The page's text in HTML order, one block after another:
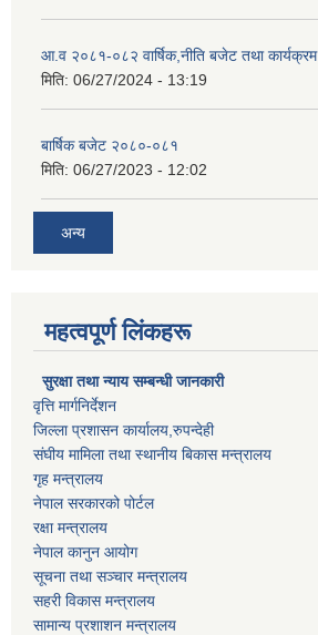
आ.व २०८१-०८२ वार्षिक,नीति बजेट तथा कार्यक्रम
मिति: 06/27/2024 - 13:19
बार्षिक बजेट २०८०-०८१
मिति: 06/27/2023 - 12:02
अन्य
महत्वपूर्ण लिंकहरू
सुरक्षा तथा न्याय सम्बन्धी जानकारी
वृत्ति मार्गनिर्देशन
जिल्ला प्रशासन कार्यालय,रुपन्देही
संघीय मामिला तथा स्थानीय बिकास मन्त्रालय
गृह मन्त्रालय
नेपाल सरकारको पोर्टल
रक्षा मन्त्रालय
नेपाल कानुन आयोग
सूचना तथा सञ्चार मन्त्रालय
सहरी विकास मन्त्रालय
सामान्य प्रशाशन मन्त्रालय